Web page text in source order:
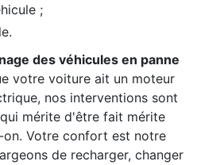
;
des véhicules en panne
votre voiture ait un moteur
nos interventions sont
mérite d'être fait mérite
Votre confort est notre
de recharger, changer